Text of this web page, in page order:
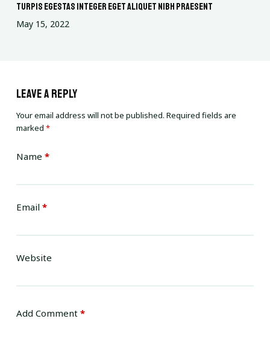
Turpis egestas integer eget aliquet nibh praesent
May 15, 2022
Leave a Reply
Your email address will not be published. Required fields are
marked *
Name *
Email*
Website
Add Comment*